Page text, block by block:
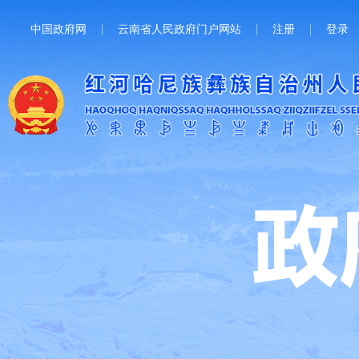
中国政府网 云南省人民政府门户网站 注册 登录